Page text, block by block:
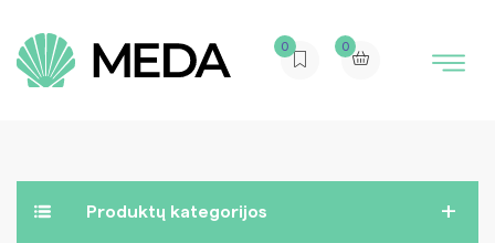
0 0
Produktų kategorijos